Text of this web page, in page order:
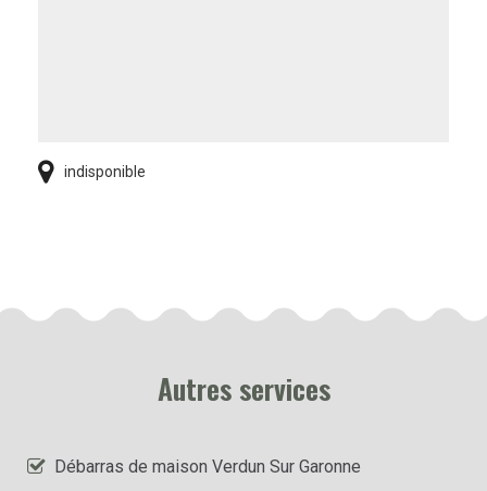
indisponible
Autres services
Débarras de maison Verdun Sur Garonne